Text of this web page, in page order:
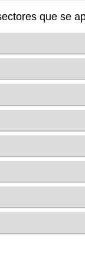
que se